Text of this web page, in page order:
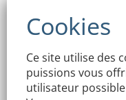
Ce site utilise des
puissions vous
utilisateur